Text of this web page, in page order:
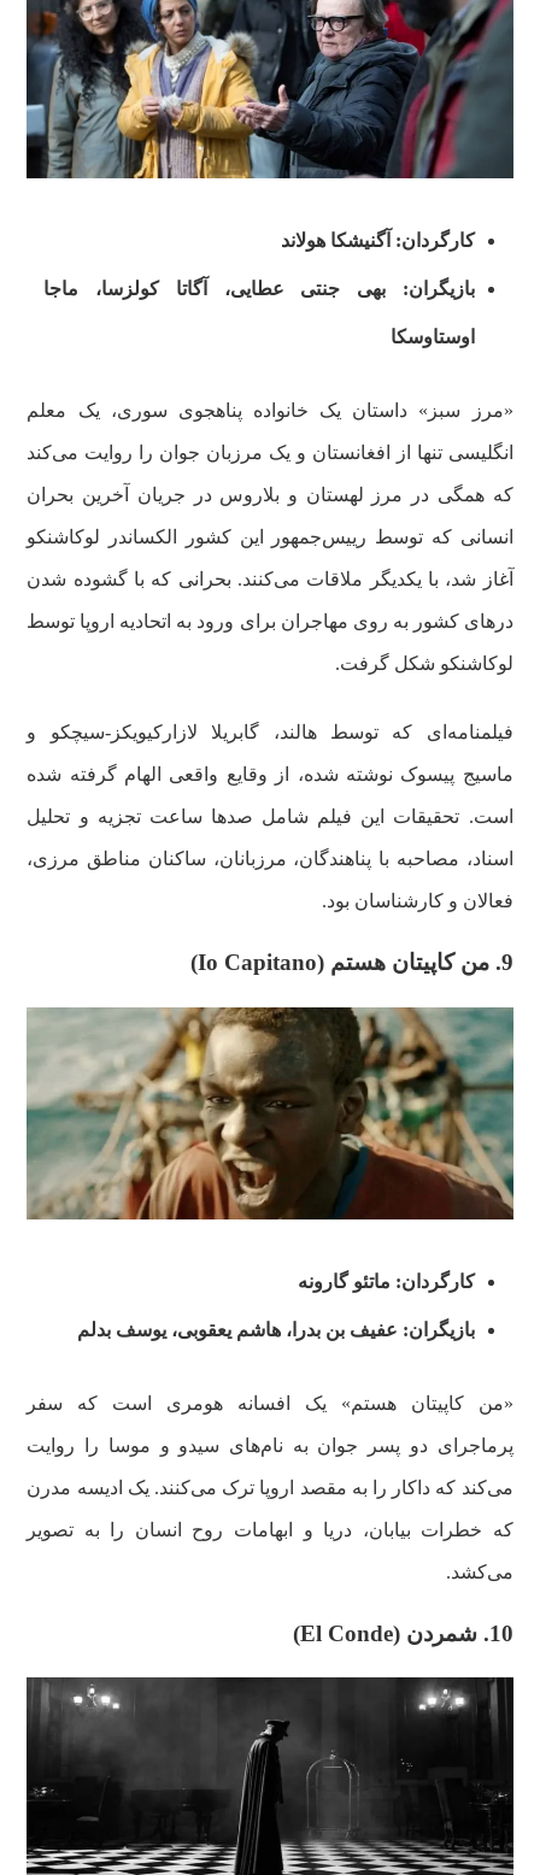
کارگردان: آگنیشکا هولاند
بازیگران: بهی جنتی عطایی، آگاتا کولزسا، ماجا
اوستاوسکا
«مرز سبز» داستان یک خانواده پناهجوی سوری، یک معلم
انگلیسی تنها از افغانستان و یک مرزبان جوان را روایت می‌کند
که همگی در مرز لهستان و بلاروس در جریان آخرین بحران
انسانی که توسط رییس‌جمهور این کشور الکساندر لوکاشنکو
آغاز شد، با یکدیگر ملاقات می‌کنند. بحرانی که با گشوده شدن
درهای کشور به روی مهاجران برای ورود به اتحادیه اروپا توسط
لوکاشنکو شکل گرفت.
فیلمنامه‌ای که توسط هالند، گابریلا لازارکیویکز-سیچکو و
ماسیج پیسوک نوشته شده، از وقایع واقعی الهام گرفته شده
است. تحقیقات این فیلم شامل صدها ساعت تجزیه و تحلیل
اسناد، مصاحبه با پناهندگان، مرزبانان، ساکنان مناطق مرزی،
فعالان و کارشناسان بود.
9. من کاپیتان هستم (Io Capitano)
کارگردان: ماتئو گارونه
بازیگران: عفیف بن بدرا، هاشم یعقوبی، یوسف بدلم
«من کاپیتان هستم» یک افسانه هومری است که سفر
پرماجرای دو پسر جوان به نام‌های سیدو و موسا را روایت
می‌کند که داکار را به مقصد اروپا ترک می‌کنند. یک ادیسه مدرن
که خطرات بیابان، دریا و ابهامات روح انسان را به تصویر
می‌کشد.
10. شمردن (El Conde)